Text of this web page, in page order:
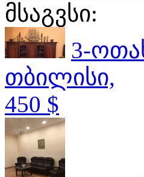
მსაგვსი:
3-
თბილისი,
450 $